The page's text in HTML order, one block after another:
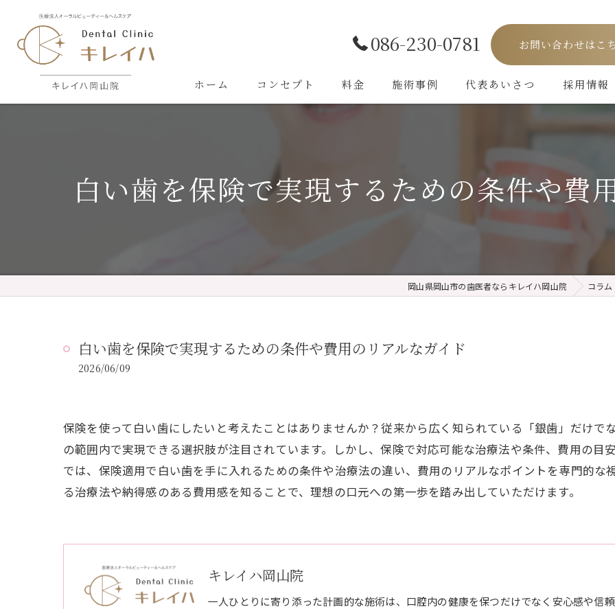
086-230-0781 お問い合わせはこ
ホーム コンセプト 料金 施術事例 代表あいさつ 採用情報
白い歯を保険で実現するための条件や費
岡山県岡山市の歯医者ならキレイハ岡山院 コラム
白い歯を保険で実現するための条件や費用のリアルなガイド
2026/06/09
保険を使って白い歯にしたいと考えたことはありませんか？従来から広く知られている「銀歯」だけで
の範囲内で実現できる選択肢が注目されています。しかし、保険で対応可能な治療法や条件、費用の目
では、保険適用で白い歯を手に入れるための条件や治療法の違い、費用のリアルなポイントを専門的な
る治療法や納得感のある費用感を知ることで、理想の口元への第一歩を踏み出していただけます。
キレイハ岡山院
一人ひとりに寄り添った計画的な施術は、口腔内の健康を保つだけでなく安心感や信